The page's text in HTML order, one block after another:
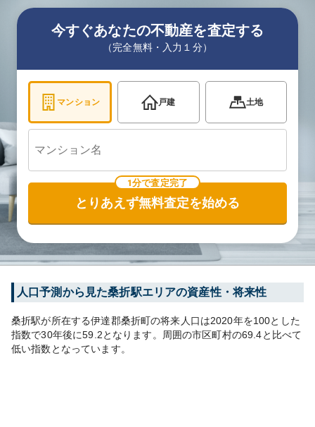
今すぐあなたの不動産を査定する
（完全無料・入力１分）
マンション 戸建 土地
1分で査定完了
とりあえず無料査定を始める
人口予測から見た桑折駅エリアの資産性・将来性
桑折駅が所在する伊達郡桑折町の将来人口は2020年を100とした
指数で30年後に59.2となります。 周囲の市区町村の69.4と比べて
低い指数となっています。